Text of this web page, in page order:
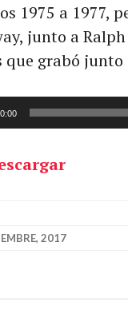
1975 a 1977,
junto a
que grabó junto
2017